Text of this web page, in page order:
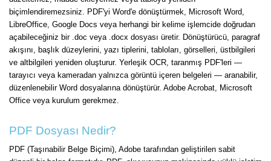
biçimlendiremezsiniz. PDF'yi Word'e dönüştürmek, Microsoft Word,
LibreOffice, Google Docs veya herhangi bir kelime işlemcide doğrudan
açabileceğiniz bir .doc veya .docx dosyası üretir. Dönüştürücü, paragraf
akışını, başlık düzeylerini, yazı tiplerini, tabloları, görselleri, üstbilgileri
ve altbilgileri yeniden oluşturur. Yerleşik OCR, taranmış PDF'leri —
tarayıcı veya kameradan yalnızca görüntü içeren belgeleri — aranabilir,
düzenlenebilir Word dosyalarına dönüştürür. Adobe Acrobat, Microsoft
Office veya kurulum gerekmez.
PDF Dosyası Nedir?
PDF (Taşınabilir Belge Biçimi), Adobe tarafından geliştirilen sabit